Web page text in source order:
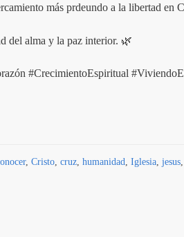
más prdeundo a la libertad en
del alma y la paz interior. 🌿
#CrecimientoEspiritual
, Cristo cruz humanidad Iglesia jesus